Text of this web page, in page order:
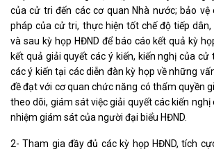
của cử tri đến các cơ quan Nhà nước; bảo vệ
pháp của cử tri, thực hiện tốt chế độ tiếp
và sau kỳ họp HĐND để báo cáo kết quả kỳ
kết quả giải quyết các ý kiến, kiến nghị của
các ý kiến tại các diễn đàn kỳ họp về những
đề đạt với cơ quan chức năng có thẩm quyền
theo dõi, giám sát việc giải quyết các kiến
nhiệm giám sát của người đại biểu HĐND.
2- Tham gia đầy đủ các kỳ họp HĐND, tích